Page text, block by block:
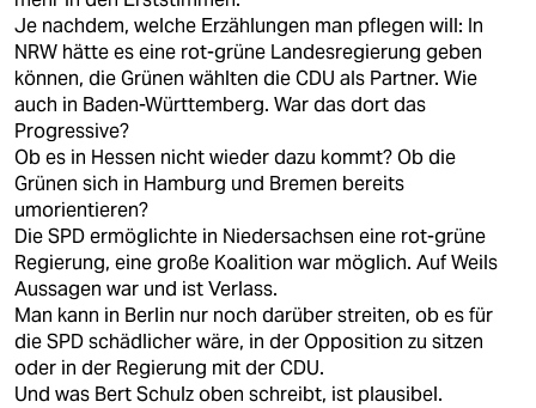
Je nachdem, welche Erzählungen man pflegen will: In
NRW hätte es eine rot-grüne Landesregierung geben
können, die Grünen wählten die CDU als Partner. Wie
auch in Baden-Württemberg. War das dort das
Progressive?
Ob es in Hessen nicht wieder dazu kommt? Ob die
Grünen sich in Hamburg und Bremen bereits
umorientieren?
Die SPD ermöglichte in Niedersachsen eine rot-grüne
Regierung, eine große Koalition war möglich. Auf Weils
Aussagen war und ist Verlass.
Man kann in Berlin nur noch darüber streiten, ob es für
die SPD schädlicher wäre, in der Opposition zu sitzen
oder in der Regierung mit der CDU.
Und was Bert Schulz oben schreibt, ist plausibel.